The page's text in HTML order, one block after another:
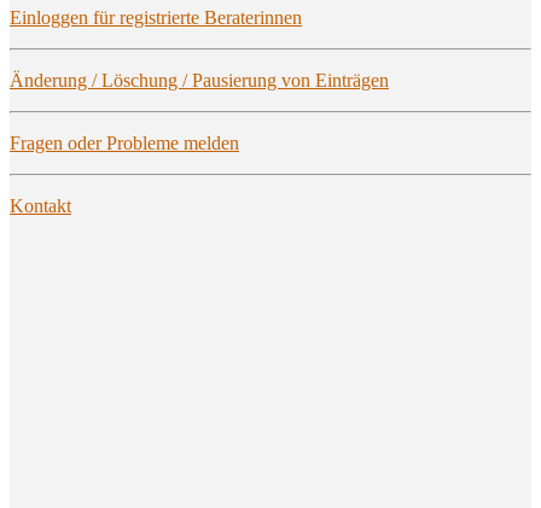
Ein­log­gen für regis­trier­te Beraterinnen
Ände­rung / Löschung / Pau­sie­rung von Einträgen
Fra­gen oder Pro­ble­me melden
Kon­takt